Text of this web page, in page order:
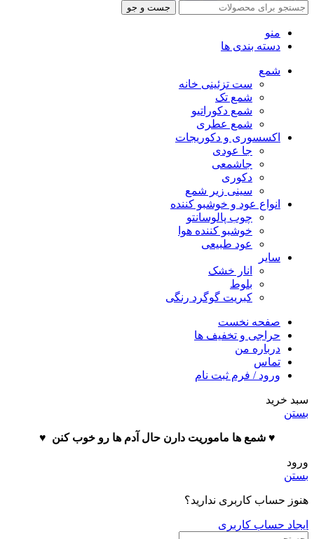
جست و جو
منو
دسته بندی ها
شمع
ست تزئینی خانه
شمع تک
شمع دکوراتیو
شمع عطری
اکسسوری و دکوریجات
جا عودی
جاشمعی
دکوری
سینی زیر شمع
انواع عود و خوشبو کننده
چوب پالوسانتو
خوشبو کننده هوا
عود طبیعی
سایر
انار خشک
بلوط
کبریت گوگرد رنگی
صفحه نخست
حراجی و تخفیف ها
درباره من
تماس
ورود / فرم ثبت نام
سبد خرید
بستن
♥️ شمع ها ماموریت دارن حال آدم ها رو خوب کنن ♥️
ورود
بستن
هنوز حساب کاربری ندارید؟
ایجاد حساب کاربری